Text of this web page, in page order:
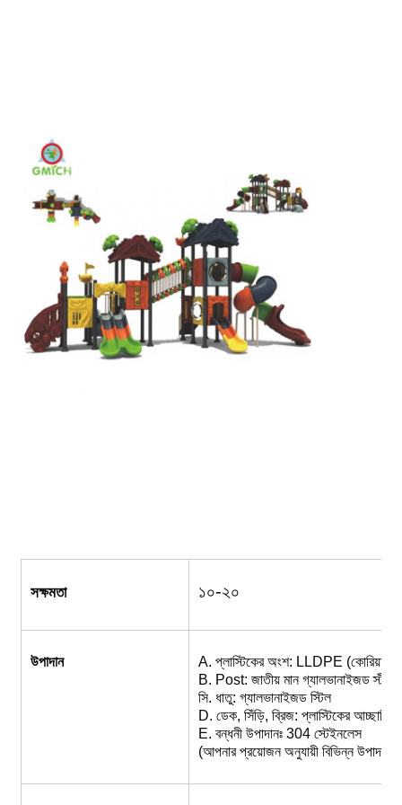
কাস্টম খেলার মাঠ স্লাইড
শিশুরা ঝুলতে ঝুলতে
ছোট খেলার মাঠ
বাচ্চাদের ওয়াটার স্লাইড
দড়ি বেয়ে ওঠা খেলার মাঠ
সক্ষমতা ১০-২০
উপাদান
A. প্লাস্টিকের অংশ: LLDPE (কোরিয়া
B. Post: জাতীয় মান গ্যালভানাইজড স্টীল
সি. ধাতু: গ্যালভানাইজড স্টিল
D. ডেক, সিঁড়ি, ব্রিজ: প্লাস্টিকের আচ্ছাদিত
E. বন্ধনী উপাদানঃ 304 স্টেইনলেস
(আপনার প্রয়োজন অনুযায়ী বিভিন্ন উপাদান